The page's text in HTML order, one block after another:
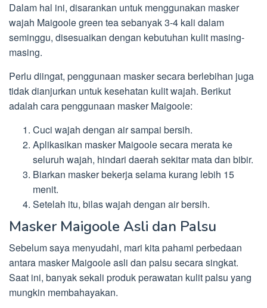
Dalam hal ini, disarankan untuk menggunakan masker
wajah Maigoole green tea sebanyak 3-4 kali dalam
seminggu, disesuaikan dengan kebutuhan kulit masing-
masing.
Perlu diingat, penggunaan masker secara berlebihan juga
tidak dianjurkan untuk kesehatan kulit wajah. Berikut
adalah cara penggunaan masker Maigoole:
Cuci wajah dengan air sampai bersih.
Aplikasikan masker Maigoole secara merata ke
seluruh wajah, hindari daerah sekitar mata dan bibir.
Biarkan masker bekerja selama kurang lebih 15
menit.
Setelah itu, bilas wajah dengan air bersih.
Masker Maigoole Asli dan Palsu
Sebelum saya menyudahi, mari kita pahami perbedaan
antara masker Maigoole asli dan palsu secara singkat.
Saat ini, banyak sekali produk perawatan kulit palsu yang
mungkin membahayakan.